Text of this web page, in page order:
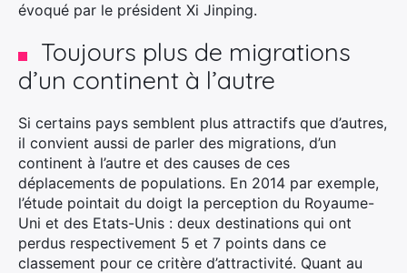
évoqué par le président Xi Jinping.
Toujours plus de migrations
d’un continent à l’autre
Si certains pays semblent plus attractifs que d’autres,
il convient aussi de parler des migrations, d’un
continent à l’autre et des causes de ces
déplacements de populations. En 2014 par exemple,
l’étude pointait du doigt la perception du Royaume-
Uni et des Etats-Unis : deux destinations qui ont
perdus respectivement 5 et 7 points dans ce
classement pour ce critère d’attractivité. Quant au